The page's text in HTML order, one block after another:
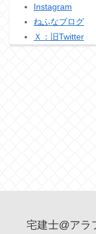
Instagram
ねふなブログ
Ｘ：旧Twitter
宅建士@アラ